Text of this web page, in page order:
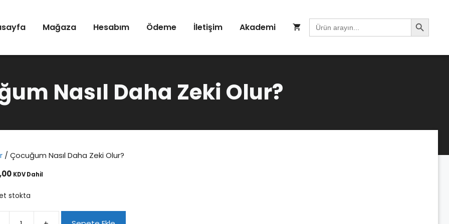
Mağaza Hesabım Ödeme İletişim Akademi Search
for:
Search Button
Nasıl Daha Zeki Olur?
/ Çocuğum Nasıl Daha Zeki Olur?
KDV Dahil
stokta